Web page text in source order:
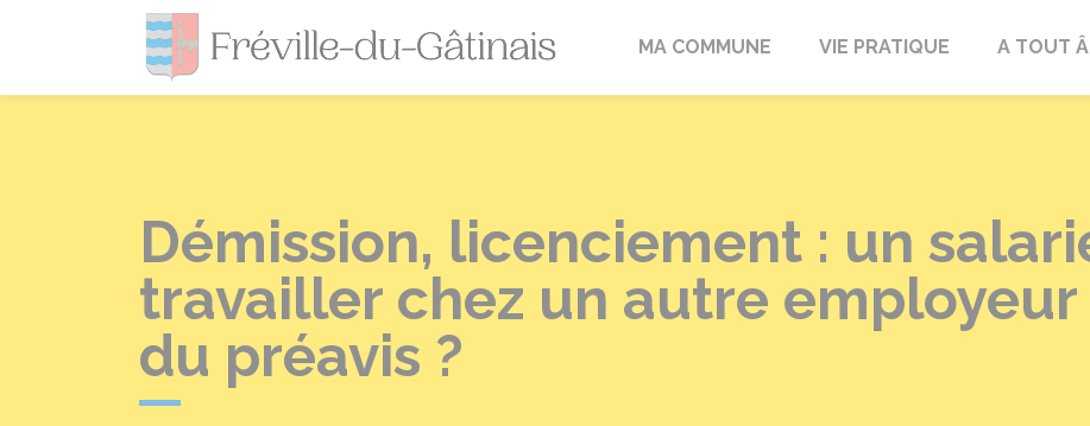
Fréville-du-Gâtinais
MA COMMUNE VIE PRATIQUE A TOUT
Démission, licenciement : un
travailler chez un autre
du préavis ?